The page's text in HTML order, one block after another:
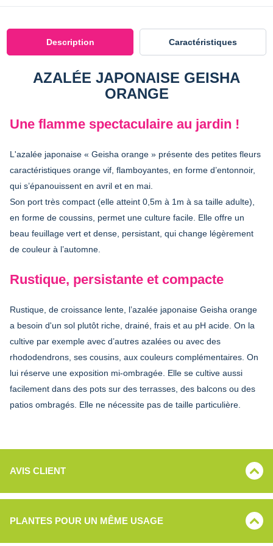
Description Caractéristiques
AZALÉE JAPONAISE GEISHA
ORANGE
Une flamme spectaculaire au jardin !
L'azalée japonaise « Geisha orange » présente des petites fleurs
caractéristiques orange vif, flamboyantes, en forme d’entonnoir,
qui s’épanouissent en avril et en mai.
Son port très compact (elle atteint 0,5m à 1m à sa taille adulte),
en forme de coussins, permet une culture facile. Elle offre un
beau feuillage vert et dense, persistant, qui change légèrement
de couleur à l’automne.
Rustique, persistante et compacte
Rustique, de croissance lente, l’azalée japonaise Geisha orange
a besoin d'un sol plutôt riche, drainé, frais et au pH acide. On la
cultive par exemple avec d’autres azalées ou avec des
rhododendrons, ses cousins, aux couleurs complémentaires. On
lui réserve une exposition mi-ombragée. Elle se cultive aussi
facilement dans des pots sur des terrasses, des balcons ou des
patios ombragés. Elle ne nécessite pas de taille particulière.
AVIS CLIENT
PLANTES POUR UN MÊME USAGE